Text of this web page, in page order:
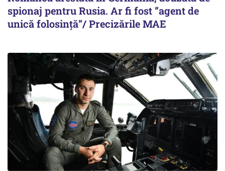
spionaj pentru Rusia. Ar fi fost ”agent de
unică folosință”/ Precizările MAE